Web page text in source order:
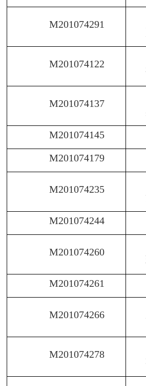
M201074291
M201074122
M201074137
M201074145
M201074179
M201074235
M201074244
M201074260
M201074261
M201074266
M201074278